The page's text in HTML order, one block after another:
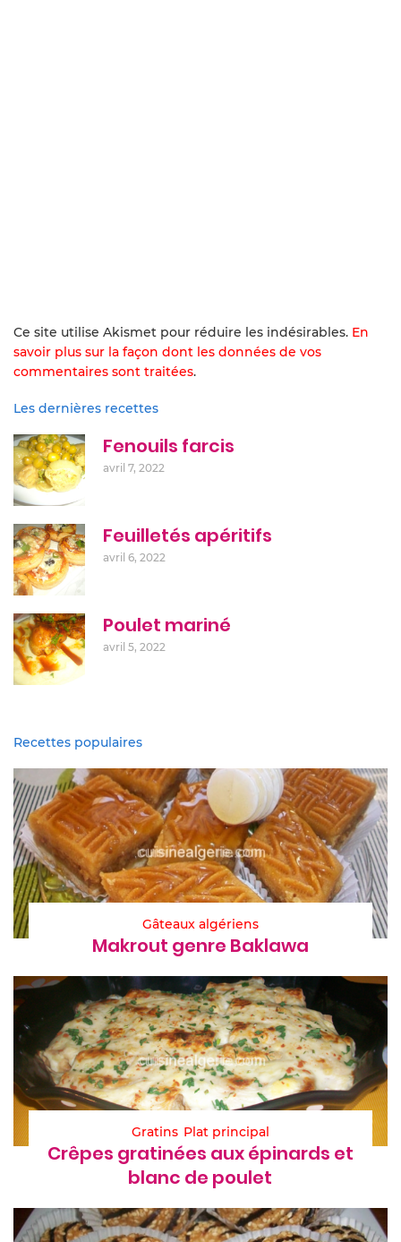
Ce site utilise Akismet pour réduire les indésirables. En
savoir plus sur la façon dont les données de vos
commentaires sont traitées.
Les dernières recettes
Fenouils farcis
avril 7, 2022
Feuilletés apéritifs
avril 6, 2022
Poulet mariné
avril 5, 2022
Recettes populaires
Gâteaux algériens
Makrout genre Baklawa
Gratins Plat principal
Crêpes gratinées aux épinards et
blanc de poulet